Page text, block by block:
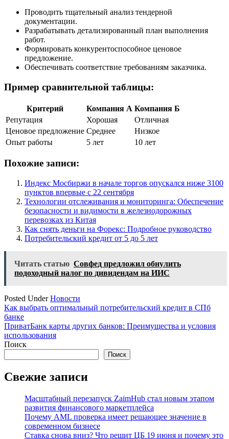
Проводить тщательный анализ тендерной
документации.
Разрабатывать детализированный план выполнения
работ.
Формировать конкурентоспособное ценовое
предложение.
Обеспечивать соответствие требованиям заказчика.
Пример сравнительной таблицы:
Критерий Компания А Компания Б
Репутация
Хорошая
Отличная
Ценовое предложение Среднее
Низкое
Опыт работы
5 лет 10 лет
Похожие записи:
Индекс Мосбиржи в начале торгов опускался ниже 3100
пунктов впервые с 22 сентября
Технологии отслеживания и мониторинга: Обеспечение
безопасности и видимости в железнодорожных
перевозках из Китая
Как снять деньги на Форекс: Подробное руководство
Потребительский кредит от 5 до 5 лет
Читать статью Совфед предложил обнулить
подоходный налог по дивидендам на ИИС
Posted UnderНовости
Навигация
по
записям
Как выбрать оптимальный потребительский кредит в СПб
банке
ПриватБанк карты других банков: Преимущества и условия
использования
Поиск
Поиск
Свежие записи
Масштабный перезапуск ZaimHub стал новым этапом
развития финансового маркетплейса
Почему AML проверка имеет решающее значение в
современном бизнесе
Ставка снова вниз? Что решит ЦБ 19 июня и почему это